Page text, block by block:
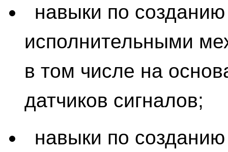
навыки по
исполнительными
в том числе на
датчиков сигналов;
навыки по